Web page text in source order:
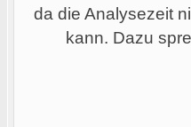
da die Analysezeit
kann. Dazu